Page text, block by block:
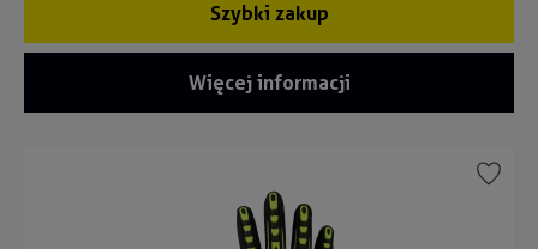
Szybki zakup
Więcej informacji